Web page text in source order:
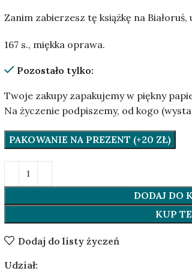
Zanim zabierzesz tę książkę na
167 s., miękka oprawa.
Pozostało tylko:
Twoje zakupy zapakujemy w piękny
Na życzenie podpiszemy, od kogo
PAKOWANIE NA PREZENT (+20 ZŁ)
DODAJ DO
KUP
Dodaj do listy życzeń
Udział: